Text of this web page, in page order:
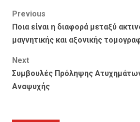
Post
navigation
Previous
Ποια είναι η διαφορά μεταξύ
μαγνητικής και αξονικής
Next
Συμβουλές Πρόληψης
Αναψυχής